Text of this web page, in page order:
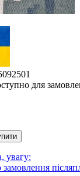
для
увагу: